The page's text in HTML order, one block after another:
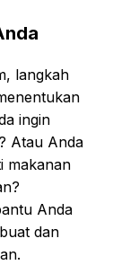
langkah
ingin
Atau Anda
makanan
Anda
dan